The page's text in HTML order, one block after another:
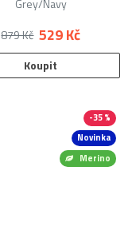
Grey/Navy
529 Kč
879 Kč
Koupit
Novinka
Merino
-35 %